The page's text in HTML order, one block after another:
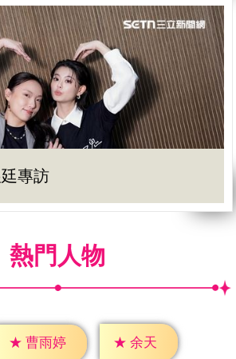
專訪
熱門人物
★ 曹雨婷 ★ 余天